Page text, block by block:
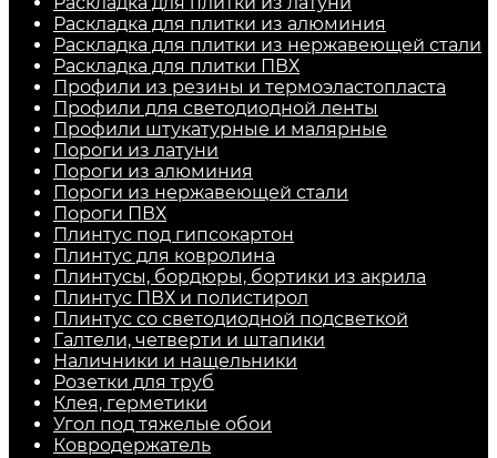
Раскладка для плитки из алюминия
Раскладка для плитки из нержавеющей стали
Раскладка для плитки ПВХ
Профили из резины и термоэластопласта
Профили для светодиодной ленты
Профили штукатурные и малярные
Пороги из латуни
Пороги из алюминия
Пороги из нержавеющей стали
Пороги ПВХ
Плинтус под гипсокартон
Плинтус для ковролина
Плинтусы, бордюры, бортики из акрила
Плинтус ПВХ и полистирол
Плинтус со светодиодной подсветкой
Галтели, четверти и штапики
Наличники и нащельники
Розетки для труб
Клея, герметики
Угол под тяжелые обои
Ковродержатель